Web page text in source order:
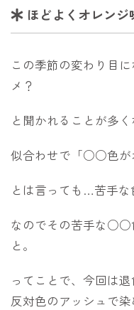
shop
contact
ほどよくオレン
この季節の変わり目
メ？
と聞かれることが多
似合わせで「○○色が
とは言っても…苦手な
なのでその苦手な○○
と。
ってことで、今回は
反対色のアッシュで染